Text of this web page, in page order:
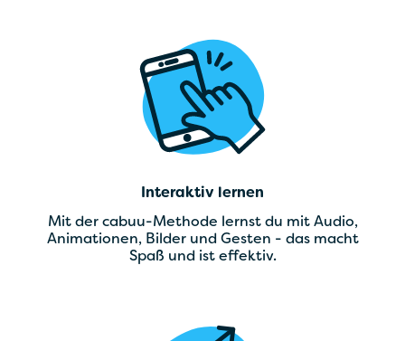
Interaktiv lernen
Mit der cabuu-Methode lernst du mit Audio,
Animationen, Bilder und Gesten - das macht
Spaß und ist effektiv.